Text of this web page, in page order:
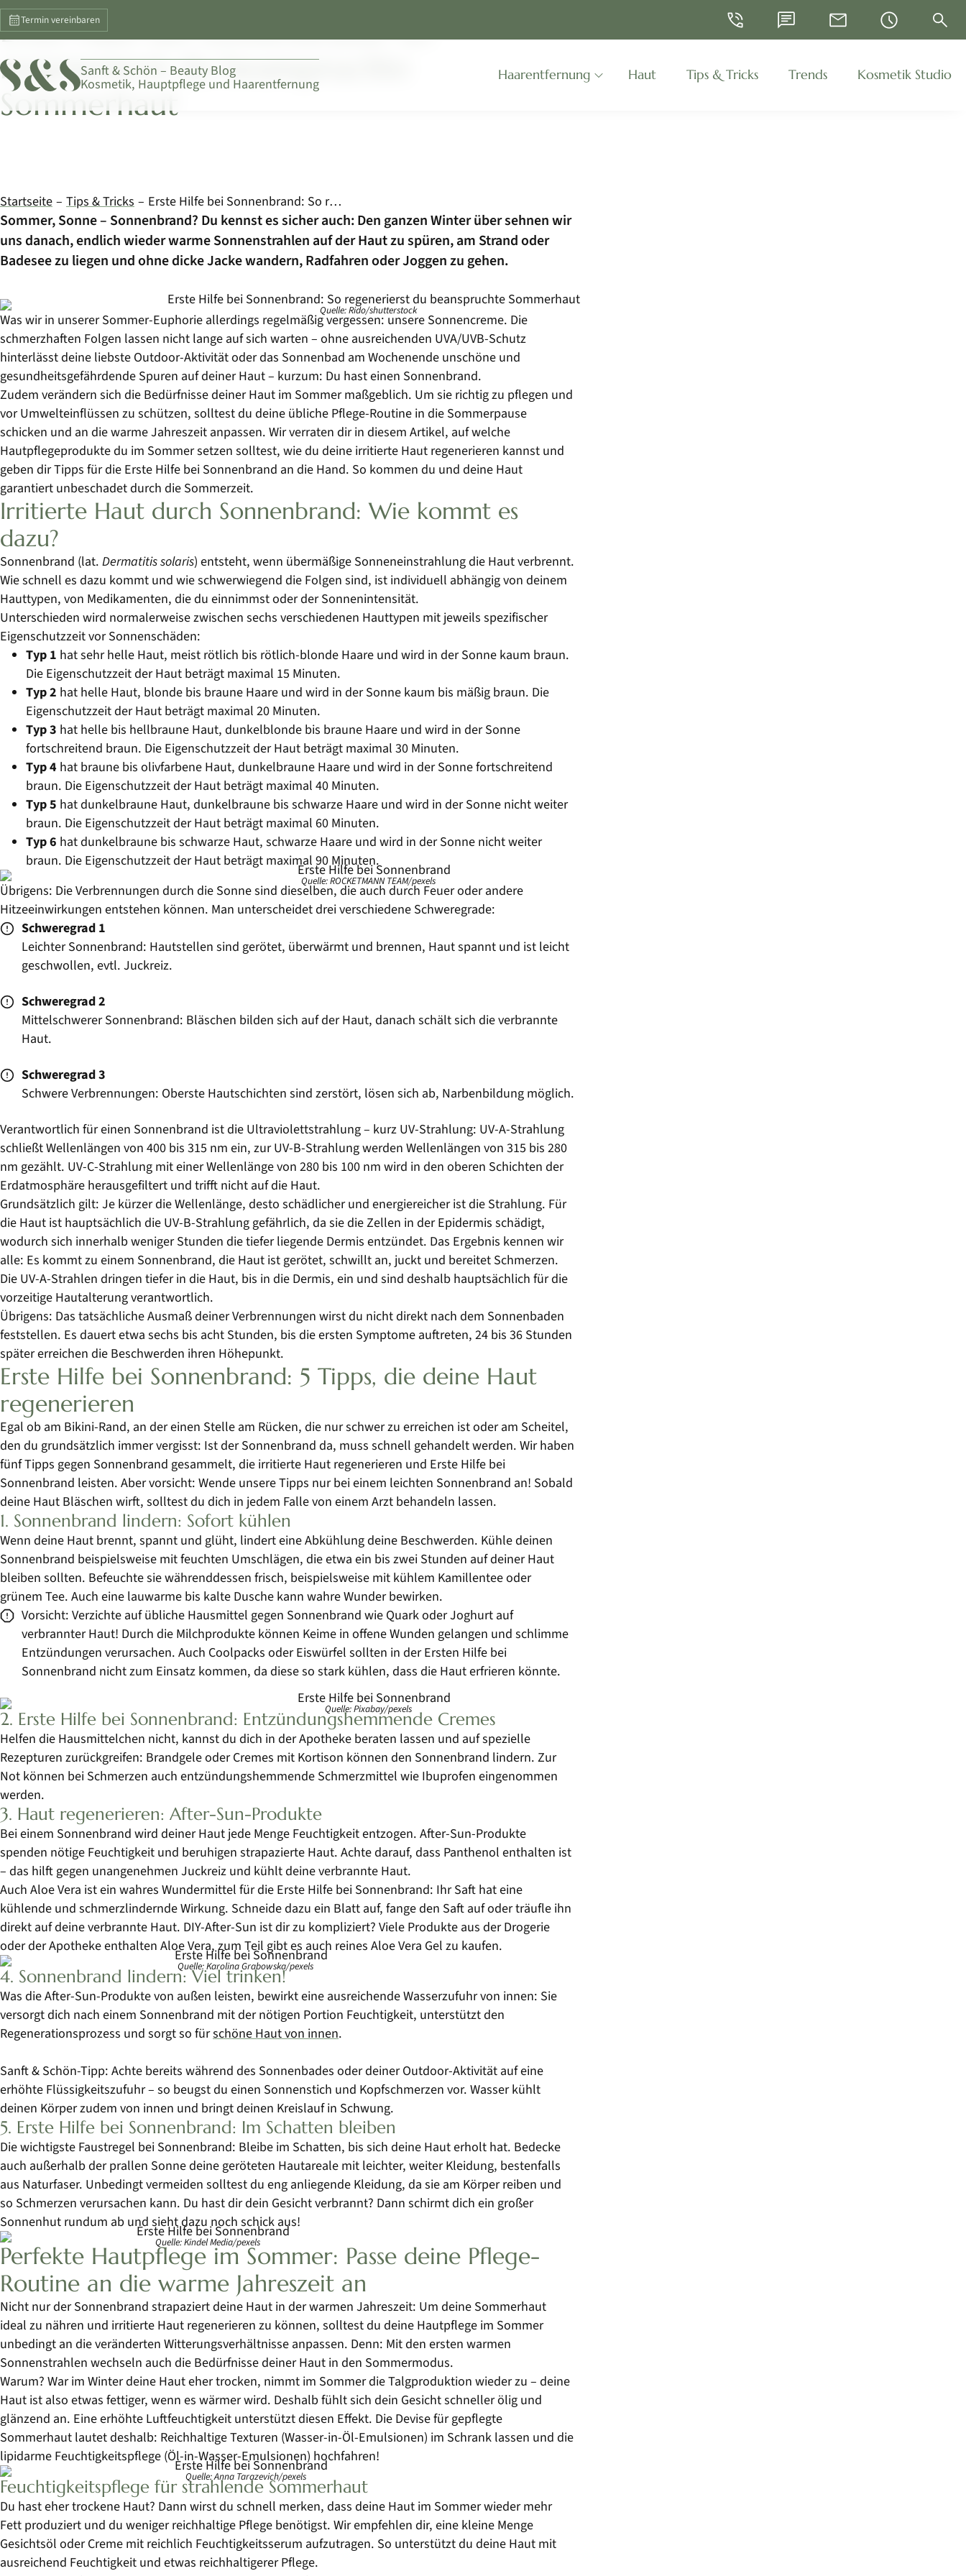
Termin vereinbaren Telefon WhatsAppE-Mail Öffnungszeiten
Sanft & Schön – Beauty Blog
Kosmetik, Hauptpflege und Haarentfernung
Skip
Navigation
Haarentfernung Haut Tips & Tricks Trends Kosmetik Studio
HAUT
Erste Hilfe bei Sonnenbrand: So
regenerierst du beanspruchte
Sommerhaut
Startseite Tips & Tricks Erste Hilfe bei Sonnenbrand: So regenerierst du beanspruchte Sommerhaut
Sommer, Sonne – Sonnenbrand? Du kennst es sicher auch: Den ganzen Winter über sehnen wir
uns danach, endlich wieder warme Sonnenstrahlen auf der Haut zu spüren, am Strand oder
Badesee zu liegen und ohne dicke Jacke wandern, Radfahren oder Joggen zu gehen.
Quelle: Rido/shutterstock
Was wir in unserer Sommer-Euphorie allerdings regelmäßig vergessen: unsere Sonnencreme. Die
schmerzhaften Folgen lassen nicht lange auf sich warten – ohne ausreichenden UVA/UVB-Schutz
hinterlässt deine liebste Outdoor-Aktivität oder das Sonnenbad am Wochenende unschöne und
gesundheitsgefährdende Spuren auf deiner Haut – kurzum: Du hast einen Sonnenbrand.
Zudem verändern sich die Bedürfnisse deiner Haut im Sommer maßgeblich. Um sie richtig zu pflegen und
vor Umwelteinflüssen zu schützen, solltest du deine übliche Pflege-Routine in die Sommerpause
schicken und an die warme Jahreszeit anpassen. Wir verraten dir in diesem Artikel, auf welche
Hautpflegeprodukte du im Sommer setzen solltest, wie du deine irritierte Haut regenerieren kannst und
geben dir Tipps für die Erste Hilfe bei Sonnenbrand an die Hand. So kommen du und deine Haut
garantiert unbeschadet durch die Sommerzeit.
Irritierte Haut durch Sonnenbrand: Wie kommt es
dazu?
Sonnenbrand (lat.Dermatitis solaris) entsteht, wenn übermäßige Sonneneinstrahlung die Haut verbrennt.
Wie schnell es dazu kommt und wie schwerwiegend die Folgen sind, ist individuell abhängig von deinem
Hauttypen, von Medikamenten, die du einnimmst oder der Sonnenintensität.
Unterschieden wird normalerweise zwischen sechs verschiedenen Hauttypen mit jeweils spezifischer
Eigenschutzzeit vor Sonnenschäden:
Typ 1 hat sehr helle Haut, meist rötlich bis rötlich-blonde Haare und wird in der Sonne kaum braun.
Die Eigenschutzzeit der Haut beträgt maximal 15 Minuten.
Typ 2 hat helle Haut, blonde bis braune Haare und wird in der Sonne kaum bis mäßig braun. Die
Eigenschutzzeit der Haut beträgt maximal 20 Minuten.
Typ 3 hat helle bis hellbraune Haut, dunkelblonde bis braune Haare und wird in der Sonne
fortschreitend braun. Die Eigenschutzzeit der Haut beträgt maximal 30 Minuten.
Typ 4hat braune bis olivfarbene Haut, dunkelbraune Haare und wird in der Sonne fortschreitend
braun. Die Eigenschutzzeit der Haut beträgt maximal 40 Minuten.
Typ 5 hat dunkelbraune Haut, dunkelbraune bis schwarze Haare und wird in der Sonne nicht weiter
braun. Die Eigenschutzzeit der Haut beträgt maximal 60 Minuten.
Typ 6 hat dunkelbraune bis schwarze Haut, schwarze Haare und wird in der Sonne nicht weiter
braun. Die Eigenschutzzeit der Haut beträgt maximal 90 Minuten.
Quelle: ROCKETMANN TEAM/pexels
Übrigens: Die Verbrennungen durch die Sonne sind dieselben, die auch durch Feuer oder andere
Hitzeeinwirkungen entstehen können. Man unterscheidet drei verschiedene Schweregrade:
Schweregrad 1
Leichter Sonnenbrand: Hautstellen sind gerötet, überwärmt und brennen, Haut spannt und ist leicht
geschwollen, evtl. Juckreiz.
Schweregrad 2
Mittelschwerer Sonnenbrand: Bläschen bilden sich auf der Haut, danach schält sich die verbrannte
Haut.
Schweregrad 3
Schwere Verbrennungen: Oberste Hautschichten sind zerstört, lösen sich ab, Narbenbildung möglich.
Verantwortlich für einen Sonnenbrand ist die Ultraviolettstrahlung – kurz UV-Strahlung: UV-A-Strahlung
schließt Wellenlängen von 400 bis 315 nm ein, zur UV-B-Strahlung werden Wellenlängen von 315 bis 280
nm gezählt. UV-C-Strahlung mit einer Wellenlänge von 280 bis 100 nm wird in den oberen Schichten der
Erdatmosphäre herausgefiltert und trifft nicht auf die Haut.
Grundsätzlich gilt: Je kürzer die Wellenlänge, desto schädlicher und energiereicher ist die Strahlung. Für
die Haut ist hauptsächlich die UV-B-Strahlung gefährlich, da sie die Zellen in der Epidermis schädigt,
wodurch sich innerhalb weniger Stunden die tiefer liegende Dermis entzündet. Das Ergebnis kennen wir
alle: Es kommt zu einem Sonnenbrand, die Haut ist gerötet, schwillt an, juckt und bereitet Schmerzen.
Die UV-A-Strahlen dringen tiefer in die Haut, bis in die Dermis, ein und sind deshalb hauptsächlich für die
vorzeitige Hautalterung verantwortlich.
Übrigens: Das tatsächliche Ausmaß deiner Verbrennungen wirst du nicht direkt nach dem Sonnenbaden
feststellen. Es dauert etwa sechs bis acht Stunden, bis die ersten Symptome auftreten, 24 bis 36 Stunden
später erreichen die Beschwerden ihren Höhepunkt.
Erste Hilfe bei Sonnenbrand: 5 Tipps, die deine Haut
regenerieren
Egal ob am Bikini-Rand, an der einen Stelle am Rücken, die nur schwer zu erreichen ist oder am Scheitel,
den du grundsätzlich immer vergisst: Ist der Sonnenbrand da, muss schnell gehandelt werden. Wir haben
fünf Tipps gegen Sonnenbrand gesammelt, die irritierte Haut regenerieren und Erste Hilfe bei
Sonnenbrand leisten. Aber vorsicht: Wende unsere Tipps nur bei einem leichten Sonnenbrand an! Sobald
deine Haut Bläschen wirft, solltest du dich in jedem Falle von einem Arzt behandeln lassen.
1. Sonnenbrand lindern: Sofort kühlen
Wenn deine Haut brennt, spannt und glüht, lindert eine Abkühlung deine Beschwerden. Kühle deinen
Sonnenbrand beispielsweise mit feuchten Umschlägen, die etwa ein bis zwei Stunden auf deiner Haut
bleiben sollten. Befeuchte sie währenddessen frisch, beispielsweise mit kühlem Kamillentee oder
grünem Tee. Auch eine lauwarme bis kalte Dusche kann wahre Wunder bewirken.
Vorsicht: Verzichte auf übliche Hausmittel gegen Sonnenbrand wie Quark oder Joghurt auf
verbrannter Haut! Durch die Milchprodukte können Keime in offene Wunden gelangen und schlimme
Entzündungen verursachen. Auch Coolpacks oder Eiswürfel sollten in der Ersten Hilfe bei
Sonnenbrand nicht zum Einsatz kommen, da diese so stark kühlen, dass die Haut erfrieren könnte.
Quelle: Pixabay/pexels
2. Erste Hilfe bei Sonnenbrand: Entzündungshemmende Cremes
Helfen die Hausmittelchen nicht, kannst du dich in der Apotheke beraten lassen und auf spezielle
Rezepturen zurückgreifen: Brandgele oder Cremes mit Kortison können den Sonnenbrand lindern. Zur
Not können bei Schmerzen auch entzündungshemmende Schmerzmittel wie Ibuprofen eingenommen
werden.
3. Haut regenerieren: After-Sun-Produkte
Bei einem Sonnenbrand wird deiner Haut jede Menge Feuchtigkeit entzogen. After-Sun-Produkte
spenden nötige Feuchtigkeit und beruhigen strapazierte Haut. Achte darauf, dass Panthenol enthalten ist
– das hilft gegen unangenehmen Juckreiz und kühlt deine verbrannte Haut.
Auch Aloe Vera ist ein wahres Wundermittel für die Erste Hilfe bei Sonnenbrand: Ihr Saft hat eine
kühlende und schmerzlindernde Wirkung. Schneide dazu ein Blatt auf, fange den Saft auf oder träufle ihn
direkt auf deine verbrannte Haut. DIY-After-Sun ist dir zu kompliziert? Viele Produkte aus der Drogerie
oder der Apotheke enthalten Aloe Vera, zum Teil gibt es auch reines Aloe Vera Gel zu kaufen.
Quelle: Karolina Grabowska/pexels
4. Sonnenbrand lindern: Viel trinken!
Was die After-Sun-Produkte von außen leisten, bewirkt eine ausreichende Wasserzufuhr von innen: Sie
versorgt dich nach einem Sonnenbrand mit der nötigen Portion Feuchtigkeit, unterstützt den
Regenerationsprozess und sorgt so fürschöne Haut von innen.
Sanft & Schön-Tipp: Achte bereits während des Sonnenbades oder deiner Outdoor-Aktivität auf eine
erhöhte Flüssigkeitszufuhr – so beugst du einen Sonnenstich und Kopfschmerzen vor. Wasser kühlt
deinen Körper zudem von innen und bringt deinen Kreislauf in Schwung.
5. Erste Hilfe bei Sonnenbrand: Im Schatten bleiben
Die wichtigste Faustregel bei Sonnenbrand: Bleibe im Schatten, bis sich deine Haut erholt hat. Bedecke
auch außerhalb der prallen Sonne deine geröteten Hautareale mit leichter, weiter Kleidung, bestenfalls
aus Naturfaser. Unbedingt vermeiden solltest du eng anliegende Kleidung, da sie am Körper reiben und
so Schmerzen verursachen kann. Du hast dir dein Gesicht verbrannt? Dann schirmt dich ein großer
Sonnenhut rundum ab und sieht dazu noch schick aus!
Quelle: Kindel Media/pexels
Perfekte Hautpflege im Sommer: Passe deine Pflege-
Routine an die warme Jahreszeit an
Nicht nur der Sonnenbrand strapaziert deine Haut in der warmen Jahreszeit: Um deine Sommerhaut
ideal zu nähren und irritierte Haut regenerieren zu können, solltest du deine Hautpflege im Sommer
unbedingt an die veränderten Witterungsverhältnisse anpassen. Denn: Mit den ersten warmen
Sonnenstrahlen wechseln auch die Bedürfnisse deiner Haut in den Sommermodus.
Warum? War im Winter deine Haut eher trocken, nimmt im Sommer die Talgproduktion wieder zu – deine
Haut ist also etwas fettiger, wenn es wärmer wird. Deshalb fühlt sich dein Gesicht schneller ölig und
glänzend an. Eine erhöhte Luftfeuchtigkeit unterstützt diesen Effekt. Die Devise für gepflegte
Sommerhaut lautet deshalb: Reichhaltige Texturen (Wasser-in-Öl-Emulsionen) im Schrank lassen und die
lipidarme Feuchtigkeitspflege (Öl-in-Wasser-Emulsionen) hochfahren!
Quelle: Anna Tarazevich/pexels
Feuchtigkeitspflege für strahlende Sommerhaut
Du hast eher trockene Haut? Dann wirst du schnell merken, dass deine Haut im Sommer wieder mehr
Fett produziert und du weniger reichhaltige Pflege benötigst. Wir empfehlen dir, eine kleine Menge
Gesichtsöl oder Creme mit reichlich Feuchtigkeitsserum aufzutragen. So unterstützt du deine Haut mit
ausreichend Feuchtigkeit und etwas reichhaltigerer Pflege.